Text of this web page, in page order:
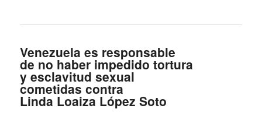
Venezuela es responsable
de no haber impedido tortura
y esclavitud sexual
cometidas contra
Linda Loaiza López Soto